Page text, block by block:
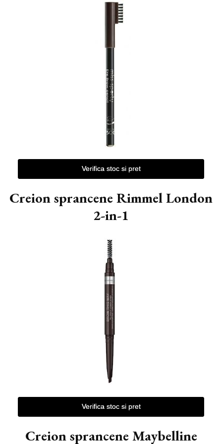
Verifica stoc si pret
Creion sprancene Rimmel London
2-in-1
Verifica stoc si pret
Creion sprancene Maybelline